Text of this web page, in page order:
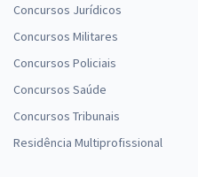
Concursos Jurídicos
Concursos Militares
Concursos Policiais
Concursos Saúde
Concursos Tribunais
Residência Multiprofissional